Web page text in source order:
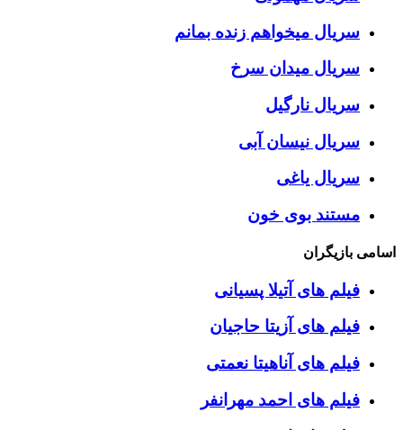
سریال میخواهم زنده بمانم
سریال میدان سرخ
سریال نارگیل
سریال نیسان آبی
سریال یاغی
مستند بوی خون
اسامی بازیگران
فیلم های آتیلا پسیانی
فیلم های آزیتا حاجیان
فیلم های آناهیتا نعمتی
فیلم های احمد مهرانفر